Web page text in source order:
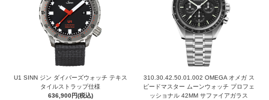
U1 SINN ジン ダイバーズウォッチ テキス
タイルストラップ仕様
636,900円(税込)
310.30.42.50.01.002 OMEGA オメガ ス
ピードマスター ムーンウォッチ プロフェ
ッショナル 42MM サファイアガラス